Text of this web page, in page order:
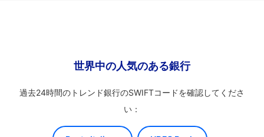
世界中の人気のある銀行
過去24時間のトレンド銀行のSWIFTコードを確認してくださ
い：